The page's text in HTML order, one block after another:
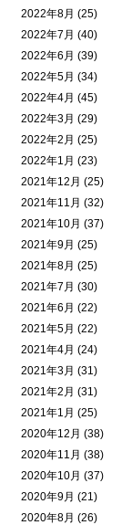
2022年8月 (25)
2022年7月 (40)
2022年6月 (39)
2022年5月 (34)
2022年4月 (45)
2022年3月 (29)
2022年2月 (25)
2022年1月 (23)
2021年12月 (25)
2021年11月 (32)
2021年10月 (37)
2021年9月 (25)
2021年8月 (25)
2021年7月 (30)
2021年6月 (22)
2021年5月 (22)
2021年4月 (24)
2021年3月 (31)
2021年2月 (31)
2021年1月 (25)
2020年12月 (38)
2020年11月 (38)
2020年10月 (37)
2020年9月 (21)
2020年8月 (26)